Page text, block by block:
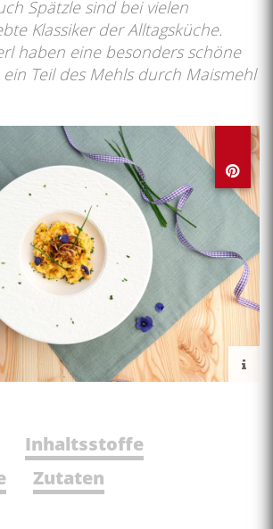
Spätzle sind bei vielen
Klassiker der Alltagsküche.
haben eine besonders schöne
Teil des Mehls durch Maismehl
Inhaltsstoffe
Zutaten